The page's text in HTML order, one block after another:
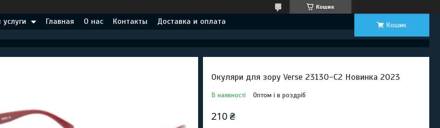
Кошик
Главная О нас Контакты Доставка и оплата Кошик
Окуляри для зору Verse 23130-C2 Новинка 2023
В наявності Оптом і в роздріб
210 ₴